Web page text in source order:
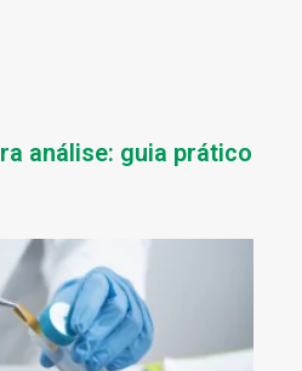
análise: guia prático